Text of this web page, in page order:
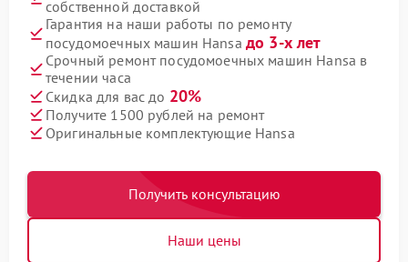
собственной доставкой
Гарантия на наши работы по ремонту
посудомоечных машин Hansa до 3-х лет
Срочный ремонт посудомоечных машин Hansa в
течении часа
Скидка для вас до 20%
Получите 1500 рублей на ремонт
Оригинальные комплектующие Hansa
Получить консультацию
Наши цены